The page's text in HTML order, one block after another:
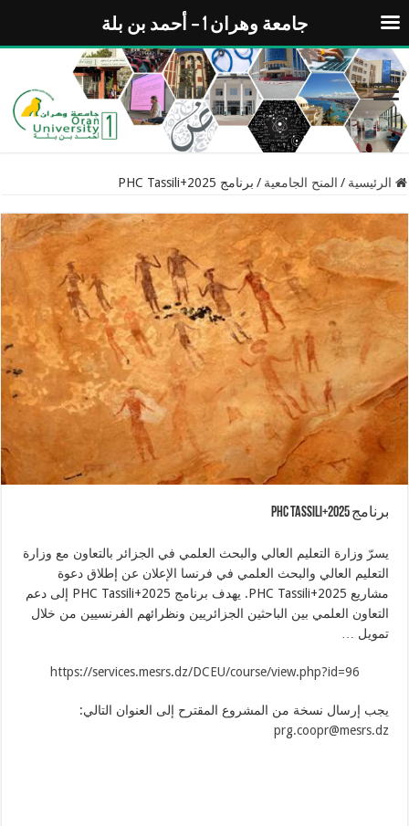
الرئيسية / المنح الجامعية / برنامج PHC Tassili+2025
برنامج PHC Tassili+2025
يسرّ وزارة التعليم العالي والبحث العلمي في الجزائر بالتعاون مع وزارة
التعليم العالي والبحث العلمي في فرنسا الإعلان عن إطلاق دعوة
مشاريع PHC Tassili+2025. يهدف برنامج PHC Tassili+2025 إلى دعم
التعاون العلمي بين الباحثين الجزائريين ونظرائهم الفرنسيين من خلال
تمويل …
https://services.mesrs.dz/DCEU/course/view.php?id=96
يجب إرسال نسخة من المشروع المقترح إلى العنوان التالي:
prg.coopr@mesrs.dz
جامعة وهران 1 – أحمد بن بلة